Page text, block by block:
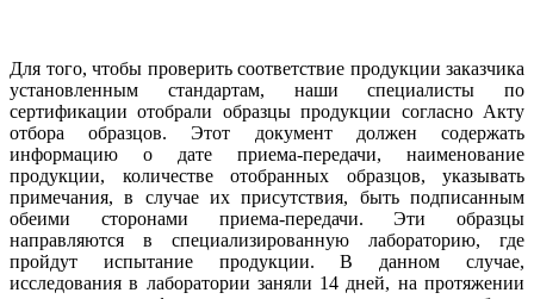
Для того, чтобы проверить соответствие продукции заказчика
установленным стандартам, наши специалисты по
сертификации отобрали образцы продукции согласно Акту
отбора образцов. Этот документ должен содержать
информацию о дате приема-передачи, наименование
продукции, количестве отобранных образцов, указывать
примечания, в случае их присутствия, быть подписанным
обеими сторонами приема-передачи. Эти образцы
направляются в специализированную лабораторию, где
пройдут испытание продукции. В данном случае,
исследования в лаборатории заняли 14 дней, на протяжении